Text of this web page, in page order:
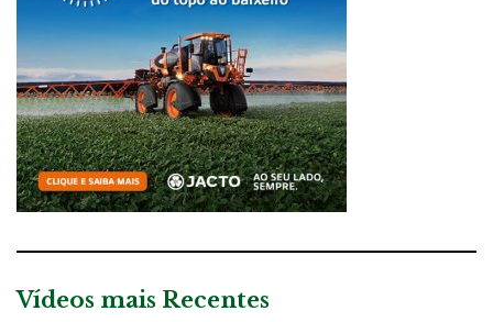
Vídeos mais Recentes